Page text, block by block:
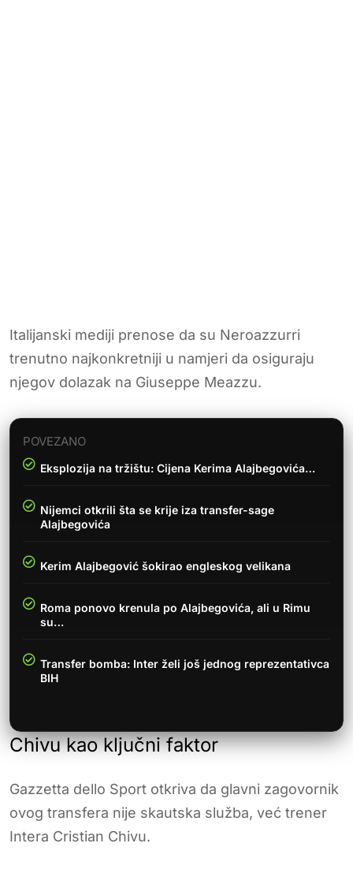
Italijanski mediji prenose da su Neroazzurri
trenutno najkonkretniji u namjeri da osiguraju
njegov dolazak na Giuseppe Meazzu.
POVEZANO
Eksplozija na tržištu: Cijena Kerima Alajbegovića…
Nijemci otkrili šta se krije iza transfer-sage
Alajbegovića
Kerim Alajbegović šokirao engleskog velikana
Roma ponovo krenula po Alajbegovića, ali u Rimu
su…
Transfer bomba: Inter želi još jednog reprezentativca
BIH
Chivu kao ključni faktor
Gazzetta dello Sport otkriva da glavni zagovornik
ovog transfera nije skautska služba, već trener
Intera Cristian Chivu.